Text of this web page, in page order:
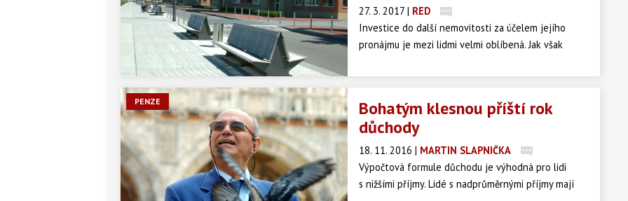
27. 3. 2017 | RED
Investice do další nemovitosti za účelem jejího
pronájmu je mezi lidmi velmi oblíbená. Jak však
se mění daňové povinnosti pro příjem z nájmu
PENZE
Bohatým klesnou příští rok
důchody
18. 11. 2016 | MARTIN SLAPNIČKA
Výpočtová formule důchodu je výhodná pro lidi
s nižšími příjmy. Lidé s nadprůměrnými příjmy mají